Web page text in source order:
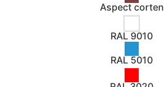
Aspect corten
RAL 9010
RAL 5010